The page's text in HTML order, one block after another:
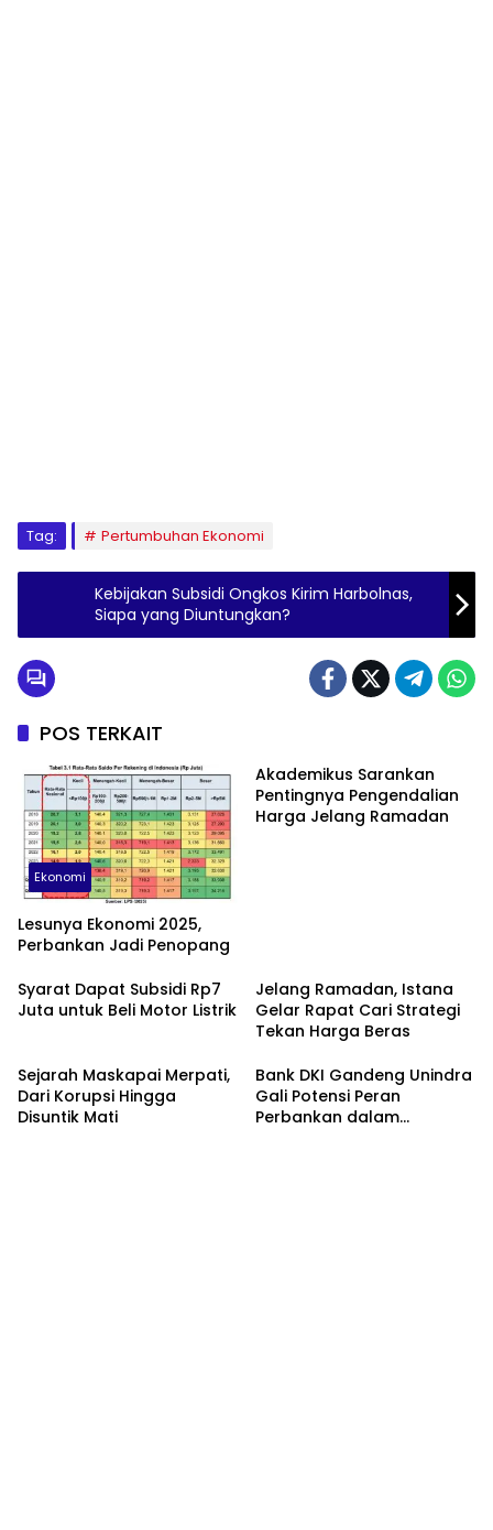
Tag: Pertumbuhan Ekonomi
Kebijakan Subsidi Ongkos Kirim Harbolnas,
Siapa yang Diuntungkan?
POS TERKAIT
Ekonomi
Lesunya Ekonomi 2025,
Perbankan Jadi Penopang
Akademikus Sarankan
Pentingnya Pengendalian
Harga Jelang Ramadan
Syarat Dapat Subsidi Rp7
Juta untuk Beli Motor Listrik
Jelang Ramadan, Istana
Gelar Rapat Cari Strategi
Tekan Harga Beras
Sejarah Maskapai Merpati,
Dari Korupsi Hingga
Disuntik Mati
Bank DKI Gandeng Unindra
Gali Potensi Peran
Perbankan dalam